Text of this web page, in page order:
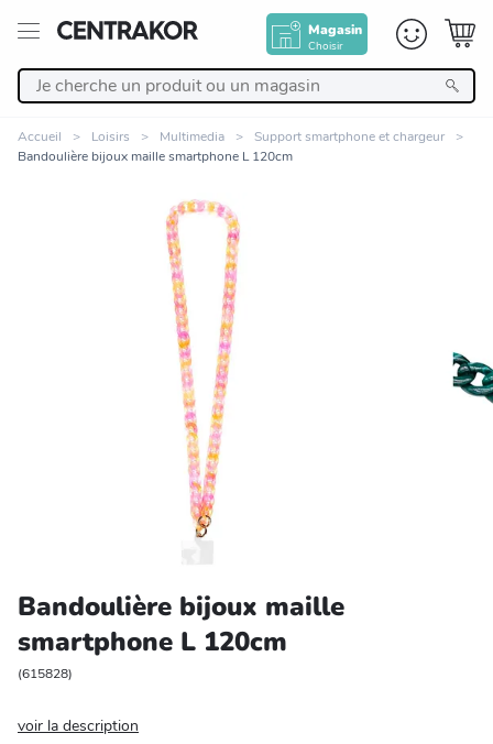
Magasin
Choisir
Linge de maison
Cuisine et art de la table
Salle de bain et beauté
Entretien et rangement
Animalerie
Accueil Loisirs Multimedia
Support smartphone et chargeur
Bandoulière bijoux maille smartphone L 120cm
Bandoulière bijoux maille
smartphone L 120cm
(615828)
voir la description